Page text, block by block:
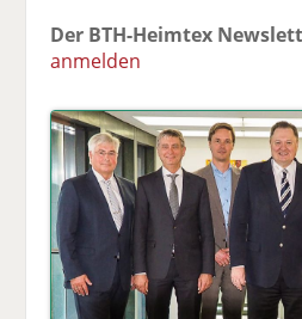
Der BTH-Heimtex
anmelden